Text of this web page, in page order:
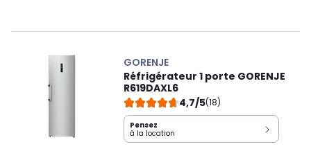
GORENJE
Réfrigérateur 1 porte GORENJE
R619DAXL6
4,7/5(18)
Pensez
à la location